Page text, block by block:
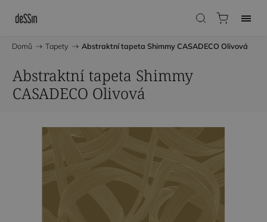
Domů / Tapety / Abstraktní tapeta Shimmy CASADECO Olivová
Abstraktní tapeta Shimmy
CASADECO Olivová